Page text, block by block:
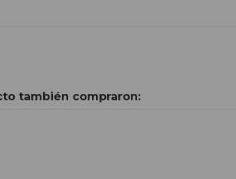
también compraron: